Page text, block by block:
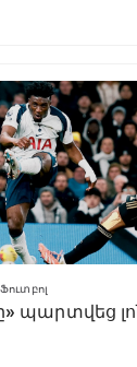
Ֆուտբոլ
պարտվեց